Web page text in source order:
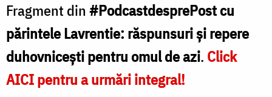
Fragment din #PodcastdesprePost cu
părintele Lavrentie: răspunsuri și repere
duhovnicești pentru omul de azi. Click
AICI pentru a urmări integral!